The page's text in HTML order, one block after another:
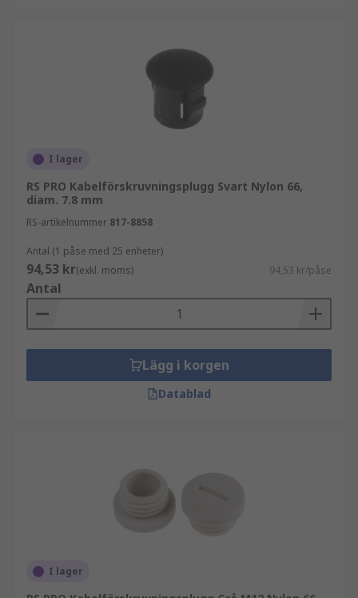
I lager
RS PRO Kabelförskruvningsplugg Svart Nylon 66,
diam. 7.8 mm
RS-artikelnummer 817-8858
Antal (1 påse med 25 enheter)
94,53 kr(exkl. moms) 94,53 kr/påse
Antal
Lägg i korgen
Datablad
I lager